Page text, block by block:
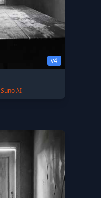
v4
Suno AI